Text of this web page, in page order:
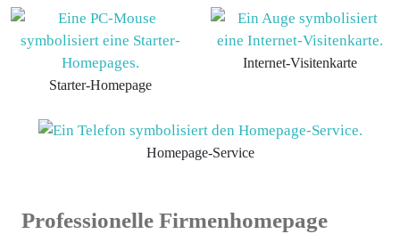
Starter-Homepage
Internet-Visitenkarte
Homepage-Service
Professionelle Firmenhomepage